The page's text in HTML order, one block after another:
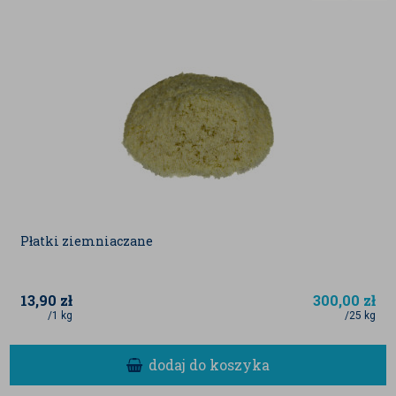
Płatki ziemniaczane
13,90 zł
/1 kg
300,00 zł
/25 kg
dodaj do koszyka